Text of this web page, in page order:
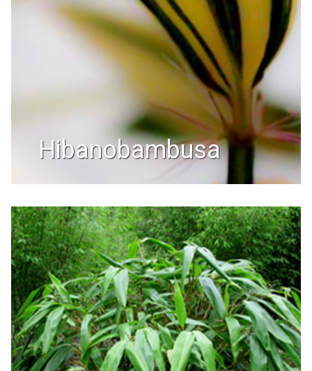
hibanobambusa